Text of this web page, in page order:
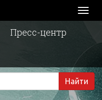
Пресс-центр
Найти